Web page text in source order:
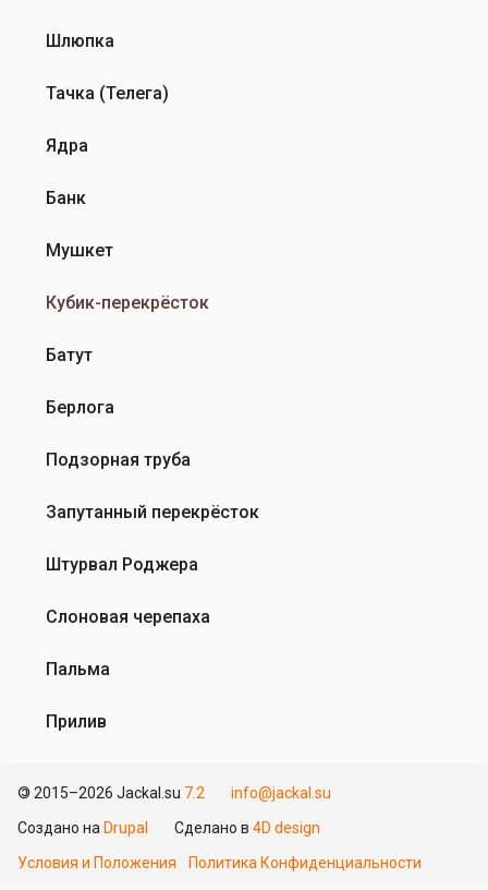
Шлюпка
Тачка (Телега)
Ядра
Банк
Мушкет
Кубик-перекрёсток
Батут
Берлога
Подзорная труба
Запутанный перекрёсток
Штурвал Роджера
Слоновая черепаха
Пальма
Прилив
©2015–2026 Jackal.su 7.2
info@jackal.su
Создано на Drupal Сделано в 4D design
Условия и Положения Политика Конфиденциальности